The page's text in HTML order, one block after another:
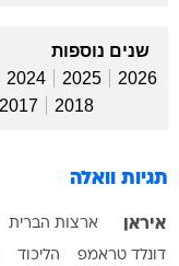
שנים נוספות
2026
2025
2024
2018
2017
תגיות וואלה
איראן ארצות הברית
דונלד טראמפ הליכוד